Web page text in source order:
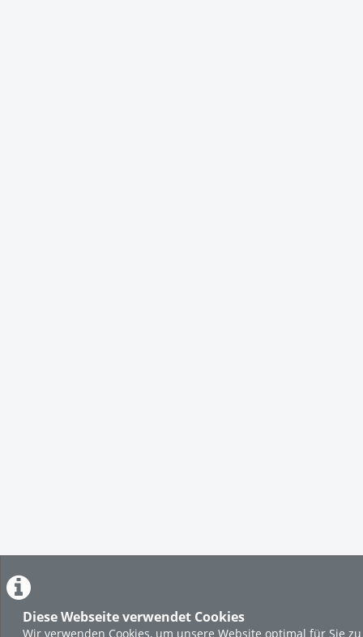
Diese Webseite verwendet Cookies
Wir verwenden Cookies, um unsere Website optimal für Sie